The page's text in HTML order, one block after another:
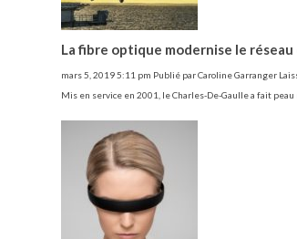
La fibre optique modernise le
mars 5, 2019 5:11 pm Publié parCaroline Garranger
Mis en service en 2001, le Charles-De-Gaulle a fait